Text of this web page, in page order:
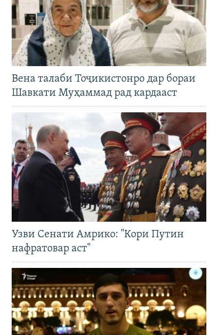
Вена талаби Тоҷикистонро дар бораи
Шавкати Муҳаммад рад кардааст
Узви Сенати Амрико: "Кори Путин
нафратовар аст"